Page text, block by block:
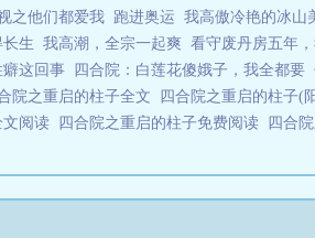
之他们都爱我 跑进奥运 我高傲冷艳的冰山
生 我高潮，全宗一起爽 看守废丹房五年
这回事
四合院：白莲花傻娥子，我全都要
院之重启的柱子全文 四合院之重启的柱子(
文阅读
四合院之重启的柱子免费阅读 四合